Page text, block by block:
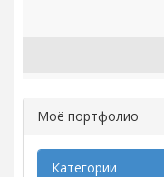
Моё портфолио
Категории